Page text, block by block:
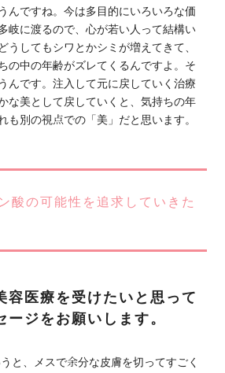
んですね。今は多目的にいろいろな価
岐に渡るので、心が若い人って結構い
うしてもシワとかシミが増えてきて、
の中の年齢がズレてくるんですよ。そ
んです。注入して元に戻していく治療
な美として戻していくと、気持ちの年
も別の視点での「美」だと思います。
酸の可能性を追求していきた
医療を受けたいと思って
ージをお願いします。
と、メスで余分な皮膚を切ってすごく